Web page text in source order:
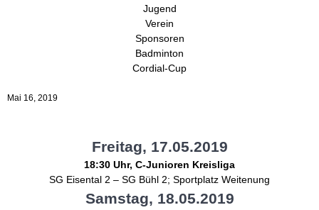
Jugend
Verein
Sponsoren
Badminton
Cordial-Cup
Mai 16, 2019
Freitag, 17.05.2019
18:30 Uhr, C-Junioren Kreisliga
SG Eisental 2 – SG Bühl 2; Sportplatz Weitenung
Samstag, 18.05.2019